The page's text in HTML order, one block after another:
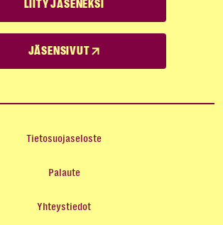
LIITY JÄSENEKSI
JÄSENSIVUT
Tietosuojaseloste
Palaute
Yhteystiedot